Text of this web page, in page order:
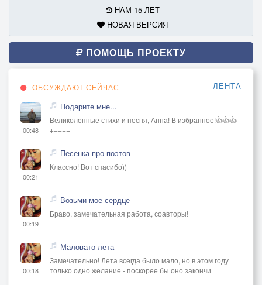
НАМ 15 ЛЕТ
НОВАЯ ВЕРСИЯ
ПОМОЩЬ ПРОЕКТУ
ОБСУЖДАЮТ СЕЙЧАС ЛЕНТА
00:48
Подарите мне...
Великолепные стихи и песня, Анна! В избранное!👍👍👍
+++++
00:21
Песенка про поэтов
Классно! Вот спасибо))
00:19
Возьми мое сердце
Браво, замечательная работа, соавторы!
00:18
Маловато лета
Замечательно! Лета всегда было мало, но в этом году
только одно желание - поскорее бы оно закончи